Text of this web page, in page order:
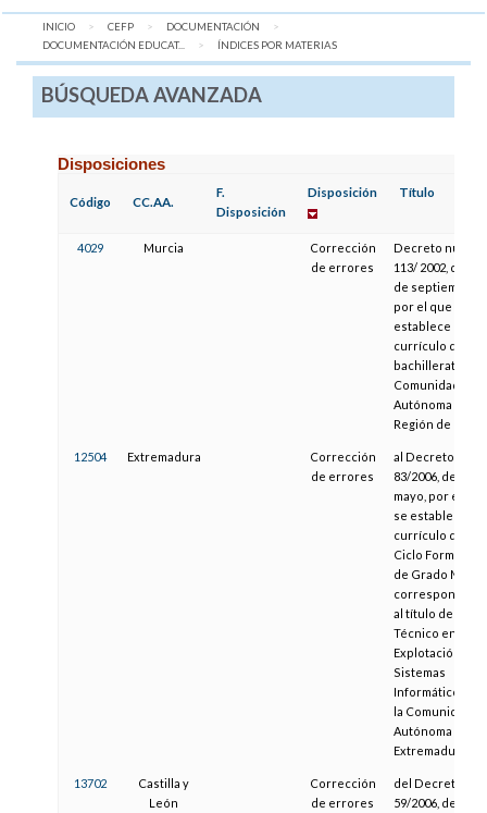
INICIO CEFP
DOCUMENTACIÓN
DOCUMENTACIÓN EDUCAT...
AQUÍ:
ÍNDICES POR MATERIAS
BÚSQUEDA AVANZADA
Disposiciones
Código CC.AA.
F.
Disposición
Disposición Título
4029 Murcia
Corrección
de errores
Decreto
113/ 2002, de 13
de septiembre,
por el que se
establece el
currículo del
bachillerato en
Comunidad
Autónoma de la
Región de
12504 Extremadura
Corrección
de errores
al Decreto
83/2006, de 2 de
mayo, por el que
se establece el
currículo del
Ciclo Formativo
de Grado Medio
al título de
Técnico en
Explotación de
Sistemas
Informáticos, en
la Comunidad
Autónoma de
Extremadura.
13702
Castilla y
León
Corrección
de errores
del Decreto
59/2006, de 31